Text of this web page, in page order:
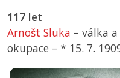
117 let
Arnošt Sluka – válka
okupace – * 15. 7.